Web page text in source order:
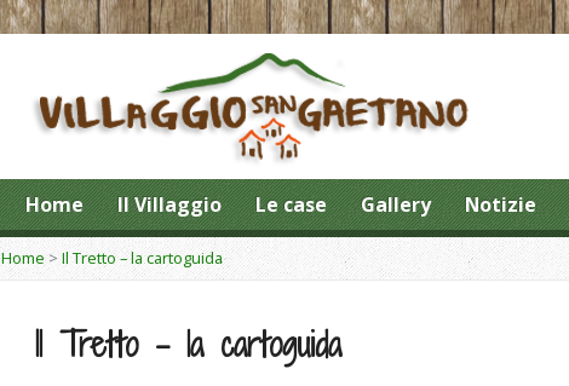
Home Il Villaggio Le case Gallery Notizie
Home > Il Tretto – la cartoguida
Il Tretto – la cartoguida